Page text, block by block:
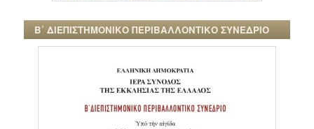
Β΄ ΔΙΕΠΙΣΤΗΜΟΝΙΚΟ ΠΕΡΙΒΑΛΛΟΝΤΙΚΟ ΣΥΝΕΔΡΙΟ